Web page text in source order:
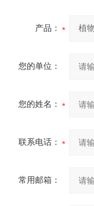
产品：
您的单位：
您的姓名：
联系电话：
常用邮箱：